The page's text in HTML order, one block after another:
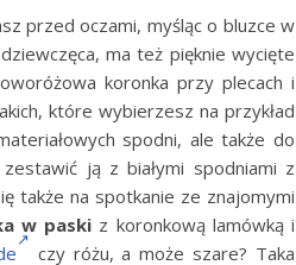
przed oczami, myśląc o bluzce w
ma też pięknie wycięte
koronka przy plecach i
które wybierzesz na przykład
spodni, ale także do
ją z białymi spodniami z
także na spotkanie ze znajomymi
w paski z koronkową lamówką i
czy różu, a może szare? Taka